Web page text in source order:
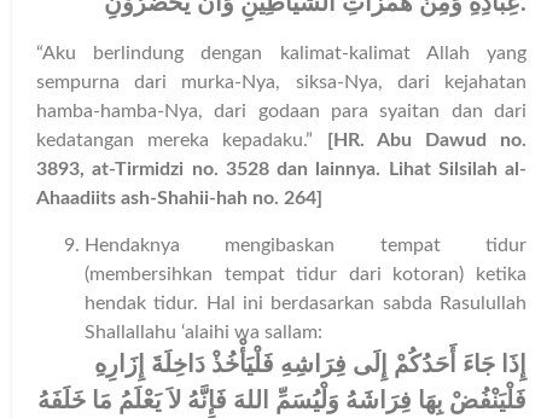
“Aku berlindung dengan kalimat-kalimat Allah yang
sempurna dari murka-Nya, siksa-Nya, dari kejahatan
hamba-hamba-Nya, dari godaan para syaitan dan dari
kedatangan mereka kepadaku.”
[HR. Abu Dawud no.
3893, at-Tirmidzi no. 3528 dan lainnya. Lihat Silsilah al-
Ahaadiits ash-Shahii-hah no. 264]
Hendaknya mengibaskan tempat tidur
(membersihkan tempat tidur dari kotoran) ketika
hendak tidur. Hal ini berdasarkan sabda Rasulullah
Shallallahu ‘alaihi wa sallam:
إِذَا جَاءَ أَحَدُكُمْ إِلَى فِرَاشِهِ فَلْيَأْخُذْ دَاخِلَةَ إِزَارِهِ
فَلْيَنْفُضْ بِهَا فِرَاشَهُ وَلْيُسَمِّ اللهَ فَإِنَّهُ لاَ يَعْلَمُ مَا خَلَفَهُ